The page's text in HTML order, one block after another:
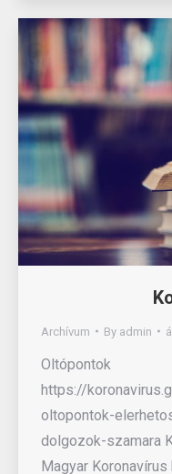
Archívum By admin
Oltópontok
https://
oltopontok-
dolgozok-szamara
Magyar